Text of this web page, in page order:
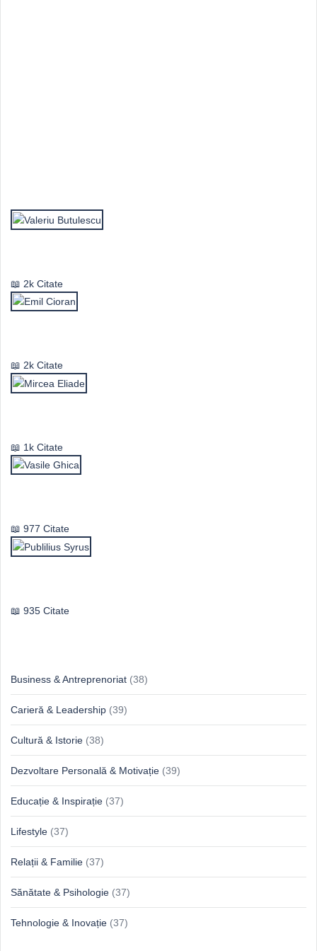
2k Citate
2k Citate
1k Citate
977 Citate
935 Citate
Business & Antreprenoriat (38)
Carieră & Leadership (39)
Cultură & Istorie (38)
Dezvoltare Personală & Motivație (39)
Educație & Inspirație (37)
Lifestyle (37)
Relații & Familie (37)
Sănătate & Psihologie (37)
Tehnologie & Inovație (37)